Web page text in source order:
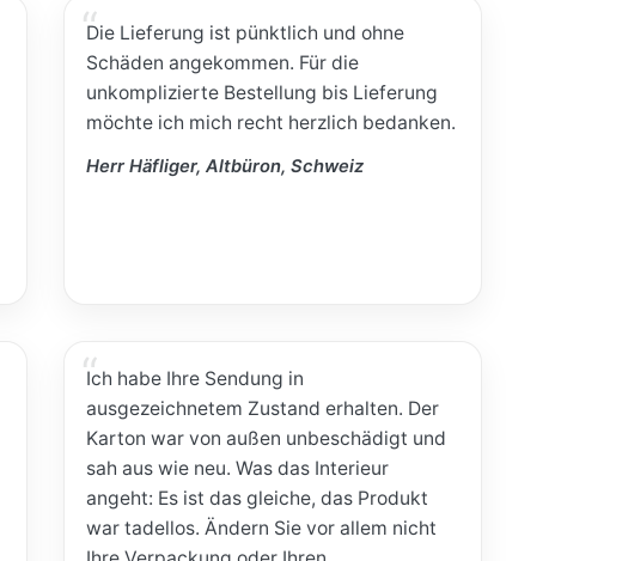
Die Lieferung ist pünktlich und ohne
Schäden angekommen. Für die
unkomplizierte Bestellung bis Lieferung
möchte ich mich recht herzlich bedanken.
Herr Häfliger, Altbüron, Schweiz
Ich habe Ihre Sendung in
ausgezeichnetem Zustand erhalten. Der
Karton war von außen unbeschädigt und
sah aus wie neu. Was das Interieur
angeht: Es ist das gleiche, das Produkt
war tadellos. Ändern Sie vor allem nicht